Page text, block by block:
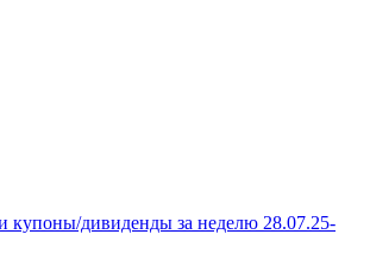
купоны/дивиденды за неделю 28.07.25-